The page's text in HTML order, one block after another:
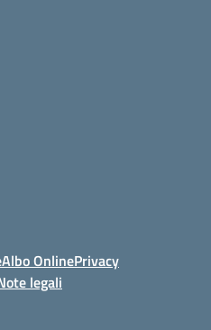
Albo OnlinePrivacy
legali